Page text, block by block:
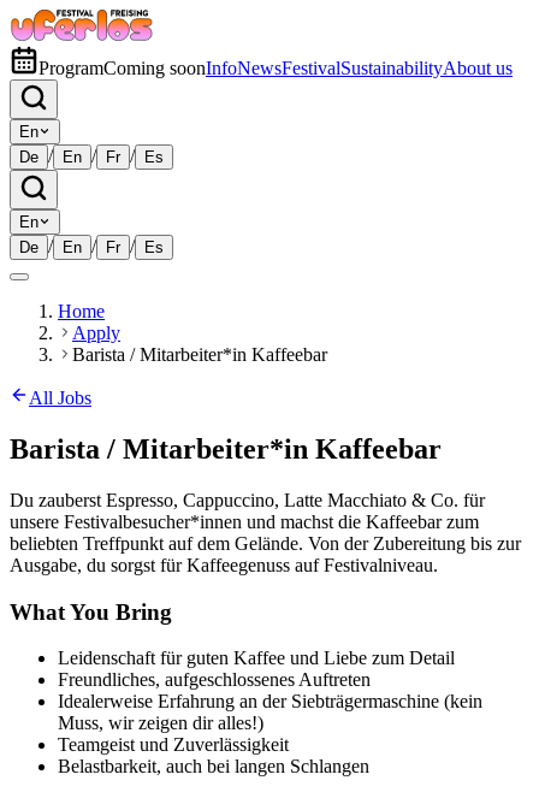
ProgramComing soonInfoNewsFestivalSustainabilityAbout us
En
De / En / Fr / Es
En
De / En / Fr / Es
Home
Apply
Barista / Mitarbeiter*in Kaffeebar
All Jobs
Barista / Mitarbeiter*in Kaffeebar
Du zauberst Espresso, Cappuccino, Latte Macchiato & Co. für
unsere Festivalbesucher*innen und machst die Kaffeebar zum
beliebten Treffpunkt auf dem Gelände. Von der Zubereitung bis zur
Ausgabe, du sorgst für Kaffeegenuss auf Festivalniveau.
What You Bring
Leidenschaft für guten Kaffee und Liebe zum Detail
Freundliches, aufgeschlossenes Auftreten
Idealerweise Erfahrung an der Siebträgermaschine (kein
Muss, wir zeigen dir alles!)
Teamgeist und Zuverlässigkeit
Belastbarkeit, auch bei langen Schlangen